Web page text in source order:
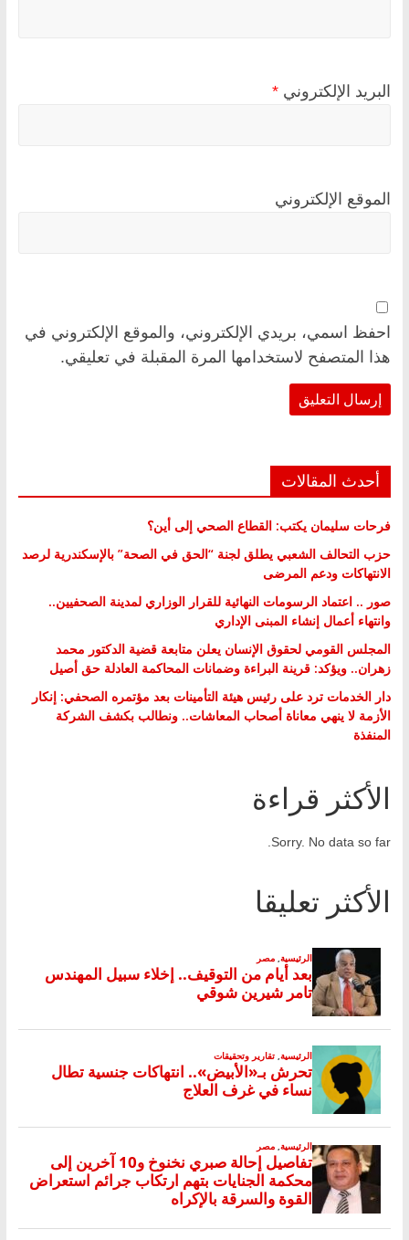
البريد الإلكتروني *
الموقع الإلكتروني
احفظ اسمي، بريدي الإلكتروني، والموقع الإلكتروني في
هذا المتصفح لاستخدامها المرة المقبلة في تعليقي.
أحدث المقالات
فرحات سليمان يكتب: القطاع الصحي إلى أين؟
حزب التحالف الشعبي يطلق لجنة “الحق في الصحة” بالإسكندرية لرصد
الانتهاكات ودعم المرضى
صور .. اعتماد الرسومات النهائية للقرار الوزاري لمدينة الصحفيين..
وانتهاء أعمال إنشاء المبنى الإداري
المجلس القومي لحقوق الإنسان يعلن متابعة قضية الدكتور محمد
زهران.. ويؤكد: قرينة البراءة وضمانات المحاكمة العادلة حق أصيل
دار الخدمات ترد على رئيس هيئة التأمينات بعد مؤتمره الصحفي: إنكار
الأزمة لا ينهي معاناة أصحاب المعاشات.. ونطالب بكشف الشركة
المنفذة
الأكثر قراءة
Sorry. No data so far.
الأكثر تعليقا